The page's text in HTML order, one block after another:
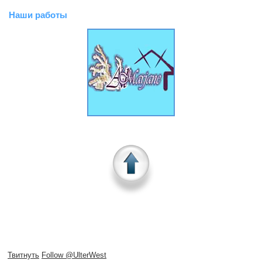
Твитнуть Follow @UlterWest
Наши работы